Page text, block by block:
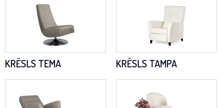
KRĒSLS TEMA KRĒSLS TAMPA